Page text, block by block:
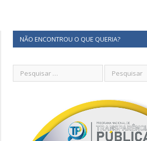
NÃO ENCONTROU O QUE QUERIA?